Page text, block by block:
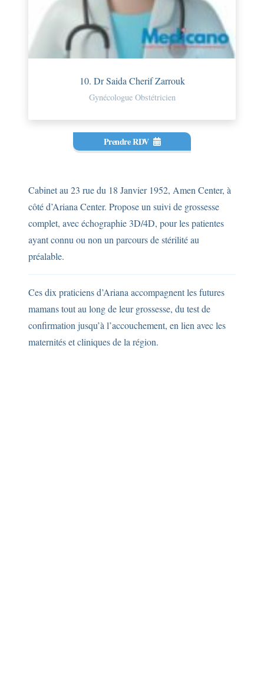
10. Dr Saida Cherif Zarrouk
Gynécologue Obstétricien
Prendre RDV
Cabinet au 23 rue du 18 Janvier 1952, Amen Center, à
côté d’Ariana Center. Propose un suivi de grossesse
complet, avec échographie 3D/4D, pour les patientes
ayant connu ou non un parcours de stérilité au
préalable.
Ces dix praticiens d’Ariana accompagnent les futures
mamans tout au long de leur grossesse, du test de
confirmation jusqu’à l’accouchement, en lien avec les
maternités et cliniques de la région.